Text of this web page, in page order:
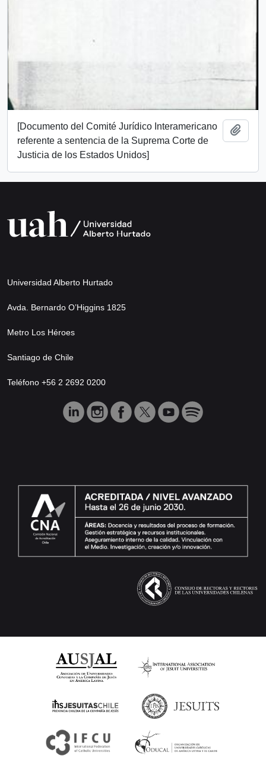
[Documento del Comité Jurídico Interamericano
referente a sentencia de la Suprema Corte de
Justicia de los Estados Unidos]
Universidad Alberto Hurtado
Avda. Bernardo O’Higgins 1825
Metro Los Héroes
Santiago de Chile
Teléfono +56 2 2692 0200